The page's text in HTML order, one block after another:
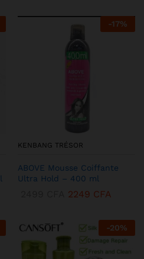
-17%
KENBANG TRÉSOR
ABOVE Mousse Coiffante
Ultra Hold – 400 ml
2249 CFA
-20%